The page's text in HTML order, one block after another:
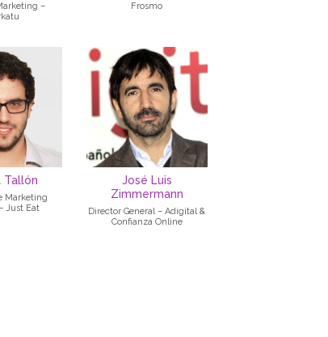
–
Frosmo
Tallón
Marketing
Just Eat
José Luis
Zimmermann
Director General – Adigital &
Confianza Online